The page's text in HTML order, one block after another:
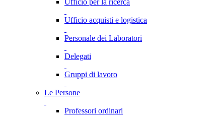
Ufficio per la ricerca
Ufficio acquisti e logistica
Personale dei Laboratori
Delegati
Gruppi di lavoro
Le Persone
Professori ordinari